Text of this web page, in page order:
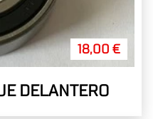
18,00 €
DELANTERO